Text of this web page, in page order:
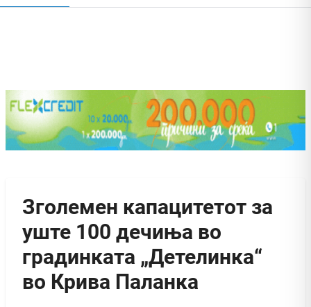
Зголемен капацитетот за
уште 100 дечиња во
градинката „Детелинка“
во Крива Паланка